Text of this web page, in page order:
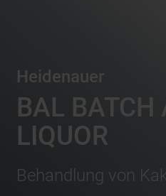
Heidenauer
BAL BATCH
LIQUOR
Behandlung von